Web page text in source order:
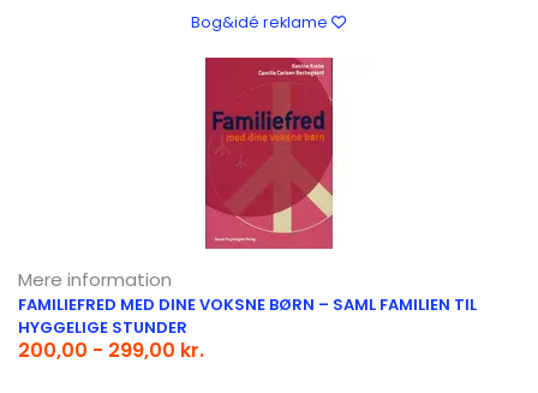
Bog&idé reklame
Mere information
FAMILIEFRED MED DINE VOKSNE BØRN – SAML FAMILIEN TIL
HYGGELIGE STUNDER
200,00 - 299,00 kr.